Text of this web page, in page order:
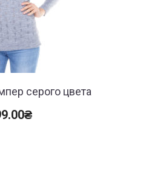
серого цвета
₴